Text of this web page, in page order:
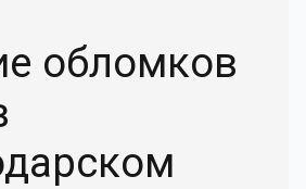
обломков